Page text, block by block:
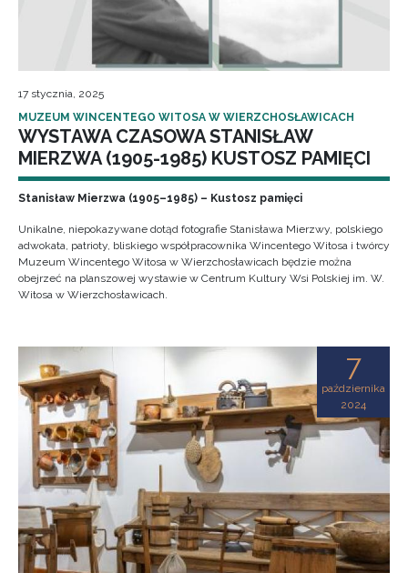
17 stycznia, 2025
MUZEUM WINCENTEGO WITOSA W WIERZCHOSŁAWICACH
WYSTAWA CZASOWA STANISŁAW
MIERZWA (1905-1985) KUSTOSZ PAMIĘCI
Stanisław Mierzwa (1905–1985) – Kustosz pamięci
Unikalne, niepokazywane dotąd fotografie Stanisława Mierzwy, polskiego
adwokata, patrioty, bliskiego współpracownika Wincentego Witosa i twórcy
Muzeum Wincentego Witosa w Wierzchosławicach będzie można
obejrzeć na planszowej wystawie w Centrum Kultury Wsi Polskiej im. W.
Witosa w Wierzchosławicach.
7
października
2024